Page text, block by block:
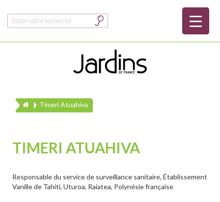
Rechercher :
Timeri Atuahiva
TIMERI ATUAHIVA
Responsable du service de surveillance sanitaire, Établissement
Vanille de Tahiti, Uturoa, Raiatea, Polynésie française